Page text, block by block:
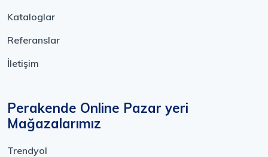
Kataloglar
Referanslar
İletişim
Perakende Online Pazar yeri
Mağazalarımız
Trendyol